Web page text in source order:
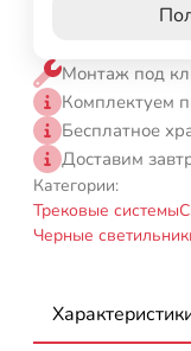
Монтаж под
Комплектуем
Бесплатное
Доставим
Категории:
Трековые системы
Черные